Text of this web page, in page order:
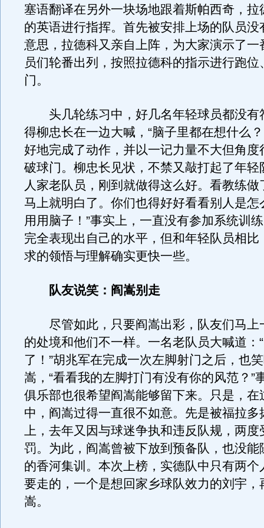
塞语翻译在另外一块场地跟着斯帕西奇，拉
的英语进行指挥。首先被安排上场的队员没
意思，拉德科又亲自上阵，为大家演示了一
员们轮番出列，按照拉德科的指示进行跑位
门。
头几轮练习中，好几名年轻球员都没有
得柳忠长在一边大喊，“脑子里都在想什么
好地完成了动作，并以一记力量不大但角度
破球门。柳忠长见状，不禁又敲打起了年轻
人家老队员，刚到就做得这么好。看教练做
马上就明白了。你们也得好好看看别人是怎
用用脑子！”事实上，一直没有参加系统训
完全表现出自己的水平，但和年轻队员相比
求的领悟与理解确实更快一些。
队友说笑：阎嵩别走
尽管如此，只要阎嵩出彩，队友们马上
的处境和他们不一样。一名老队员大喊道：
了！”胡兆军在完成一次左脚射门之后，也
嵩，“看看我的左脚打门有没有你的风范？”
俱乐部也很希望阎嵩能够留下来。只是，在
中，阎嵩过得一直很不如意。先是被福拉多
上，去年又因与球迷争执和违反队规，两度
罚。为此，阎嵩曾被下放到预备队，也没能
的香河集训。本次上榜，实德队中只有两个
要走的，一个是想回家乡球队效力的刘宇，
嵩。